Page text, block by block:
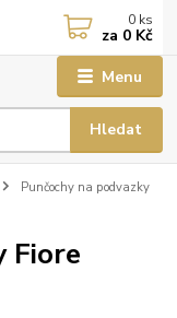
Menu
Hledat
0 ks
za 0 Kč
Punčochy na podvazky
Fiore